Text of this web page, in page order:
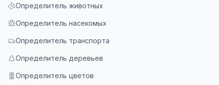
Определитель животных
Определитель насекомых
Определитель транспорта
Определитель деревьев
Определитель цветов